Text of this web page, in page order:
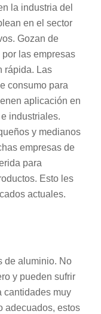
la industria del
en el sector
Gozan de
las empresas
rápida. Las
consumo para
aplicación en
industriales.
y medianos
empresas de
para
Esto les
actuales.
de aluminio. No
y pueden sufrir
cantidades muy
adecuados, estos